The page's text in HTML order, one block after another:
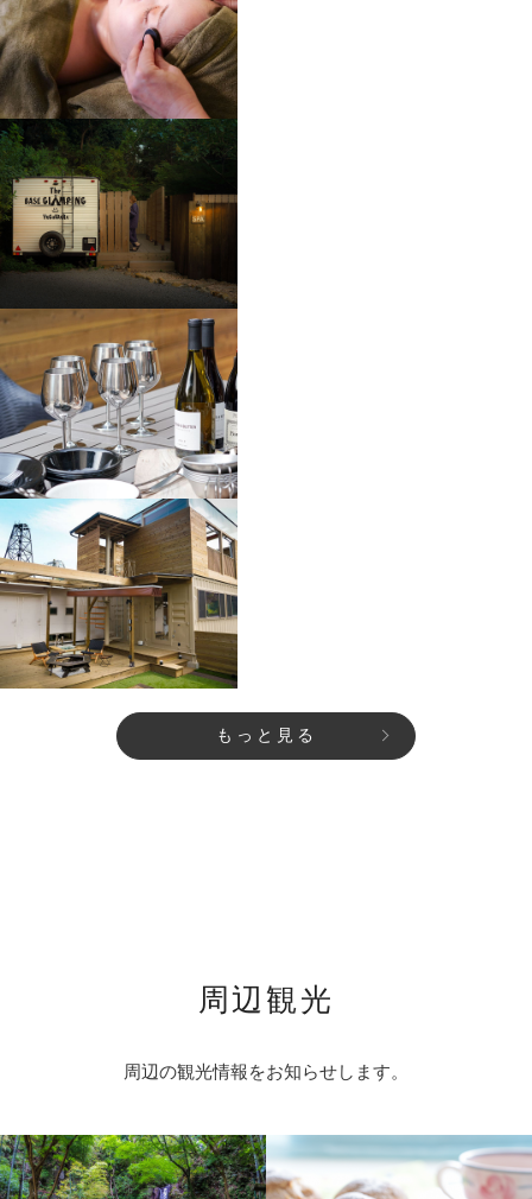
もっと見る
周辺観光
周辺の観光情報をお知らせします。